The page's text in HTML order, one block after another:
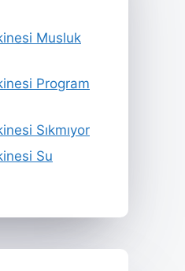
Musluk
Program
Sıkmıyor
Su